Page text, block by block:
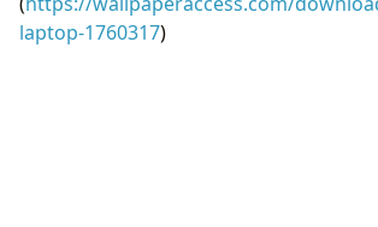
laptop-1760317)